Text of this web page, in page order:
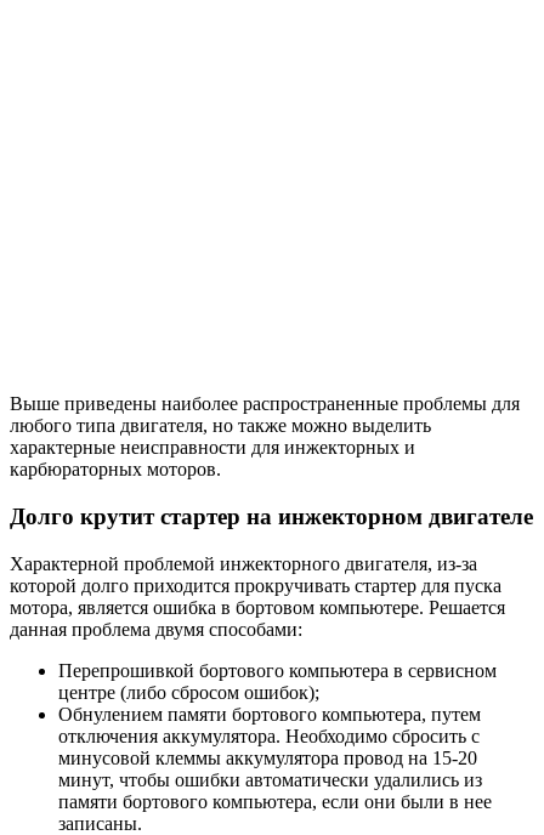
Выше приведены наиболее распространенные проблемы для
любого типа двигателя, но также можно выделить
характерные неисправности для инжекторных и
карбюраторных моторов.
Долго крутит стартер на инжекторном двигателе
Характерной проблемой инжекторного двигателя, из-за
которой долго приходится прокручивать стартер для пуска
мотора, является ошибка в бортовом компьютере. Решается
данная проблема двумя способами:
Перепрошивкой бортового компьютера в сервисном
центре (либо сбросом ошибок);
Обнулением памяти бортового компьютера, путем
отключения аккумулятора. Необходимо сбросить с
минусовой клеммы аккумулятора провод на 15-20
минут, чтобы ошибки автоматически удалились из
памяти бортового компьютера, если они были в нее
записаны.